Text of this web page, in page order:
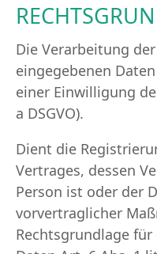
Die Verarbeitung
eingegebenen
einer Einwilligung
a DSGVO).
Dient die
Vertrages, dessen
Person ist oder der
vorvertraglicher
Rechtsgrundlage